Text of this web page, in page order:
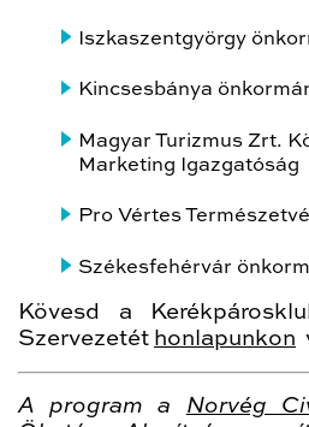
Iszkaszentgyörgy
Kincsesbánya
Magyar Turizmus Zrt.
Marketing Igazgatóság
Pro Vértes
Székesfehérvár
Kövesd a
Szervezetét honlapunkon
A program a Norvég